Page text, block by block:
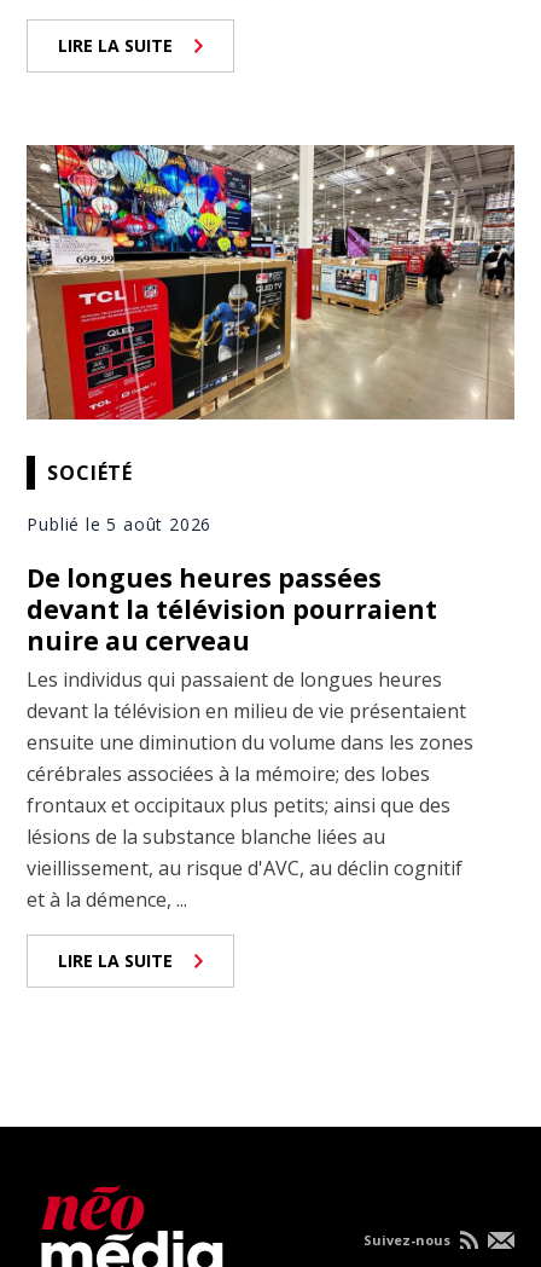
LIRE LA SUITE
SOCIÉTÉ
Publié le 5 août 2026
De longues heures passées
devant la télévision pourraient
nuire au cerveau
Les individus qui passaient de longues heures
devant la télévision en milieu de vie présentaient
ensuite une diminution du volume dans les zones
cérébrales associées à la mémoire; des lobes
frontaux et occipitaux plus petits; ainsi que des
lésions de la substance blanche liées au
vieillissement, au risque d'AVC, au déclin cognitif
et à la démence, ...
LIRE LA SUITE
Suivez-nous